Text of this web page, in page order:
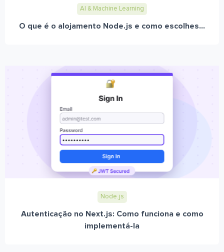
AI & Machine Learning
O que é o alojamento Node.js e como escolhes...
Node.js
Autenticação no Next.js: Como funciona e como
implementá-la